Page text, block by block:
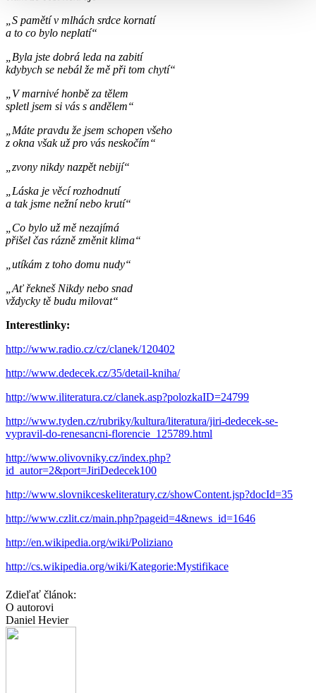
„S pamětí v mlhách srdce kornatí
a to co bylo neplatí“
„Byla jste dobrá leda na zabití
kdybych se nebál že mě při tom chytí“
„V marnivé honbě za tělem
spletl jsem si vás s andělem“
„Máte pravdu že jsem schopen všeho
z okna však už pro vás neskočím“
„zvony nikdy nazpět nebijí“
„Láska je věcí rozhodnutí
a tak jsme nežní nebo krutí“
„Co bylo už mě nezajímá
přišel čas rázně změnit klima“
„utíkám z toho domu nudy“
„Ať řekneš Nikdy nebo snad
vždycky tě budu milovat“
Interestlinky:
http://www.radio.cz/cz/clanek/120402
http://www.dedecek.cz/35/detail-kniha/
http://www.iliteratura.cz/clanek.asp?polozkaID=24799
http://www.tyden.cz/rubriky/kultura/literatura/jiri-dedecek-se-
vypravil-do-renesancni-florencie_125789.html
http://www.olivovniky.cz/index.php?
id_autor=2&port=JiriDedecek100
http://www.slovnikceskeliteratury.cz/showContent.jsp?docId=35
http://www.czlit.cz/main.php?pageid=4&news_id=1646
http://en.wikipedia.org/wiki/Poliziano
http://cs.wikipedia.org/wiki/Kategorie:Mystifikace
Zdieľať článok:
O autorovi
Daniel Hevier